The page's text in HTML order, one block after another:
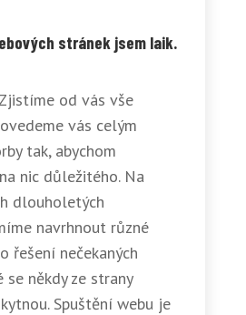
stránek jsem laik.
od vás vše
vás celým
tak, abychom
nic důležitého. Na
dlouholetých
navrhnout různé
řešení nečekaných
se někdy ze strany
Spuštění webu je